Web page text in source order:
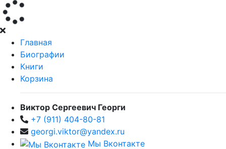
Главная
Биографии
Книги
Корзина
Виктор Сергеевич Георги
+7 (911) 404-80-81
georgi.viktor@yandex.ru
Мы Вконтакте